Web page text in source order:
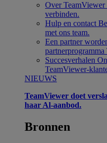
Over TeamViewer
verbinden.
Hulp en contact
met ons team.
Een partner
partnerprogramma
Succesverhalen
TeamViewer-
NIEUWS
TeamViewer doet
haar Al-aanbod.
Bronnen